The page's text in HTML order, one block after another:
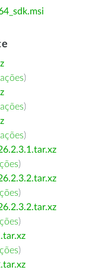
)
)
)
)
)
)
)